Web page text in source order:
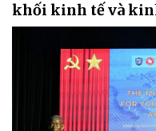
khối kinh tế và